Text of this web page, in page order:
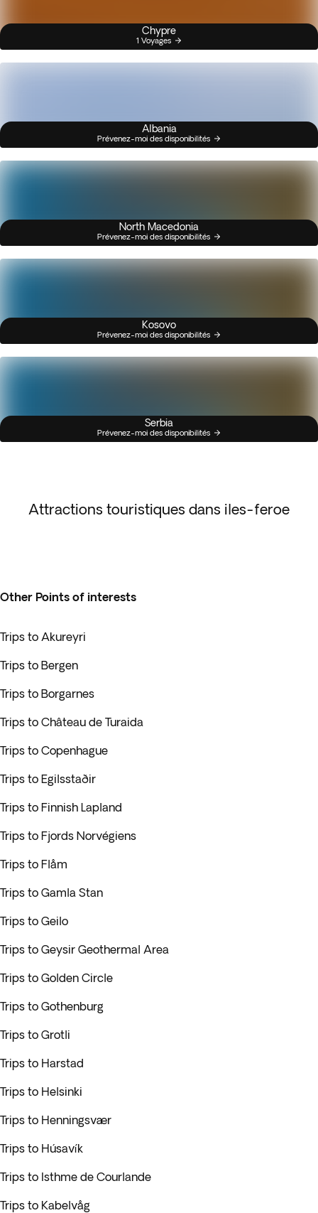
Chypre
1 Voyages
Albania
Prévenez-moi des disponibilités
North Macedonia
Prévenez-moi des disponibilités
Kosovo
Prévenez-moi des disponibilités
Serbia
Prévenez-moi des disponibilités
Attractions touristiques dans iles-feroe
Other Points of interests
Trips to Akureyri
Trips to Bergen
Trips to Borgarnes
Trips to Château de Turaida
Trips to Copenhague
Trips to Egilsstaðir
Trips to Finnish Lapland
Trips to Fjords Norvégiens
Trips to Flåm
Trips to Gamla Stan
Trips to Geilo
Trips to Geysir Geothermal Area
Trips to Golden Circle
Trips to Gothenburg
Trips to Grotli
Trips to Harstad
Trips to Helsinki
Trips to Henningsvær
Trips to Húsavík
Trips to Isthme de Courlande
Trips to Kabelvåg